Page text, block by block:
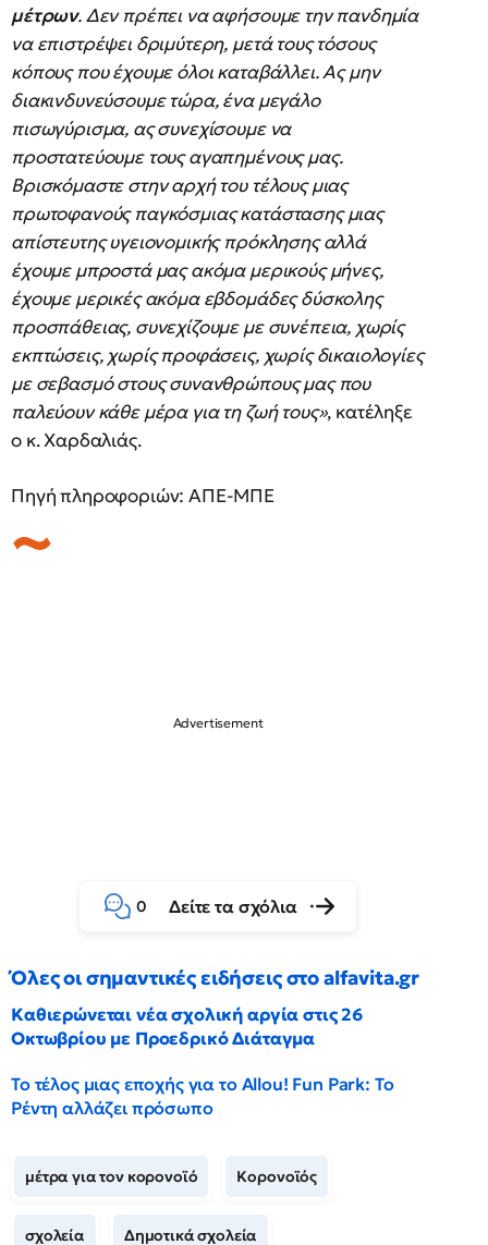
μέτρων. Δεν πρέπει να αφήσουμε την πανδημία
να επιστρέψει δριμύτερη, μετά τους τόσους
κόπους που έχουμε όλοι καταβάλλει. Ας μην
διακινδυνεύσουμε τώρα, ένα μεγάλο
πισωγύρισμα, ας συνεχίσουμε να
προστατεύουμε τους αγαπημένους μας.
Βρισκόμαστε στην αρχή του τέλους μιας
πρωτοφανούς παγκόσμιας κατάστασης μιας
απίστευτης υγειονομικής πρόκλησης αλλά
έχουμε μπροστά μας ακόμα μερικούς μήνες,
έχουμε μερικές ακόμα εβδομάδες δύσκολης
προσπάθειας, συνεχίζουμε με συνέπεια, χωρίς
εκπτώσεις, χωρίς προφάσεις, χωρίς δικαιολογίες
με σεβασμό στους συνανθρώπους μας που
παλεύουν κάθε μέρα για τη ζωή τους», κατέληξε
ο κ. Χαρδαλιάς.
Πηγή πληροφοριών: ΑΠΕ-ΜΠΕ
0 Δείτε τα σχόλια
Όλες οι σημαντικές ειδήσεις στο alfavita.gr
Καθιερώνεται νέα σχολική αργία στις 26
Οκτωβρίου με Προεδρικό Διάταγμα
Το τέλος μιας εποχής για το Allou! Fun Park: Το
Ρέντη αλλάζει πρόσωπο
μέτρα για τον κορονοϊό Κορονοϊός
σχολεία Δημοτικά σχολεία